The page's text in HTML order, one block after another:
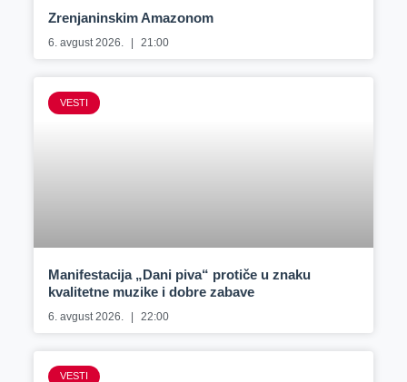
Zrenjaninskim Amazonom
6. avgust 2026. 21:00
VESTI
Manifestacija „Dani piva“ protiče u znaku
kvalitetne muzike i dobre zabave
6. avgust 2026. 22:00
VESTI